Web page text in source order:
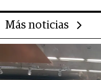
Más noticias